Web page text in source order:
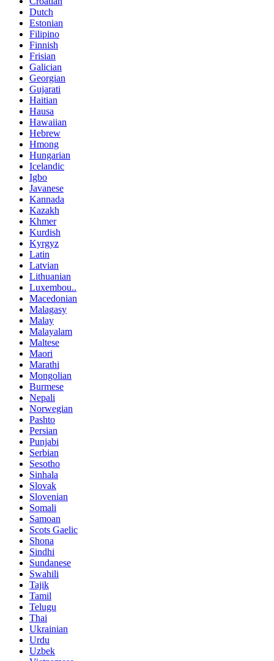
Dutch
Estonian
Filipino
Finnish
Frisian
Galician
Georgian
Gujarati
Haitian
Hausa
Hawaiian
Hebrew
Hmong
Hungarian
Icelandic
Igbo
Javanese
Kannada
Kazakh
Khmer
Kurdish
Kyrgyz
Latin
Latvian
Lithuanian
Luxembou..
Macedonian
Malagasy
Malay
Malayalam
Maltese
Maori
Marathi
Mongolian
Burmese
Nepali
Norwegian
Pashto
Persian
Punjabi
Serbian
Sesotho
Sinhala
Slovak
Slovenian
Somali
Samoan
Scots Gaelic
Shona
Sindhi
Sundanese
Swahili
Tajik
Tamil
Telugu
Thai
Ukrainian
Urdu
Uzbek